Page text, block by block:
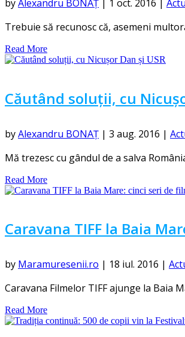
byAlexandru BONAȚ | 1 oct. 2016 |
Trebuie să recunosc că, asemeni
Read More
Căutând soluții, cu
byAlexandru BONAȚ | 3 aug. 2016 |
Mă trezesc cu gândul de a salva
Read More
Caravana TIFF la Baia
by Maramuresenii.ro | 18 iul. 2016 |
Caravana Filmelor TIFF ajunge la Baia
Read More